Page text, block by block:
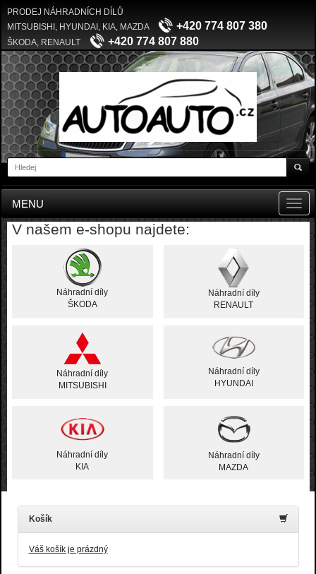
PRODEJ NÁHRADNÍCH DÍLŮ
MITSUBISHI, HYUNDAI, KIA, MAZDA
+420 774 807 380
ŠKODA, RENAULT +420 774 807 880
MENU
V našem e-shopu najdete:
Náhradní díly
ŠKODA
Náhradní díly
RENAULT
Náhradní díly
MITSUBISHI
Náhradní díly
HYUNDAI
Náhradní díly
KIA
Náhradní díly
MAZDA
Košík
Váš košík je prázdný